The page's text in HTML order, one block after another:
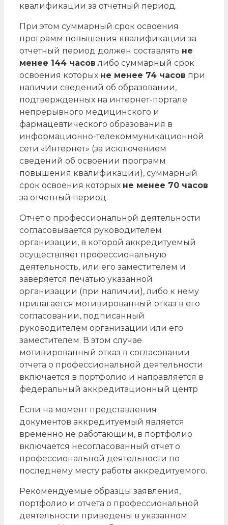
квалификации за отчетный период.
При этом суммарный срок освоения
программ повышения квалификации за
отчетный период должен составлять не
менее 144 часов либо суммарный срок
освоения которых не менее 74 часов при
наличии сведений об образовании,
подтвержденных на интернет-портале
непрерывного медицинского и
фармацевтического образования в
информационно-телекоммуникационной
сети «Интернет» (за исключением
сведений об освоении программ
повышения квалификации), суммарный
срок освоения которых не менее 70 часов
за отчетный период.
Отчет о профессиональной деятельности
согласовывается руководителем
организации, в которой аккредитуемый
осуществляет профессиональную
деятельность, или его заместителем и
заверяется печатью указанной
организации (при наличии), либо к нему
прилагается мотивированный отказ в его
согласовании, подписанный
руководителем организации или его
заместителем. В этом случае
мотивированный отказ в согласовании
отчета о профессиональной деятельности
включается в портфолио и направляется в
федеральный аккредитационный центр
Если на момент представления
документов аккредитуемый является
временно не работающим, в портфолио
включается несогласованный отчет о
профессиональной деятельности по
последнему месту работы аккредитуемого.
Рекомендуемые образцы заявления,
портфолио и отчета о профессиональной
деятельности приведены в указанном